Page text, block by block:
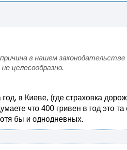
причина в нашем
целесообразно.
в Киеве, (где страховка
что 400 гривен в год это
бы и однодневных.